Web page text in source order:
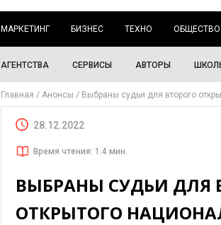
МАРКЕТИНГ БИЗНЕС ТЕХНО ОБЩЕСТВО
АГЕНТСТВА СЕРВИСЫ АВТОРЫ
Главная Анонсы Выбраны судьи для второго
28.12.2022
Время чтения: 1.4 мин.
ВЫБРАНЫ СУДЬИ ДЛЯ
ОТКРЫТОГО